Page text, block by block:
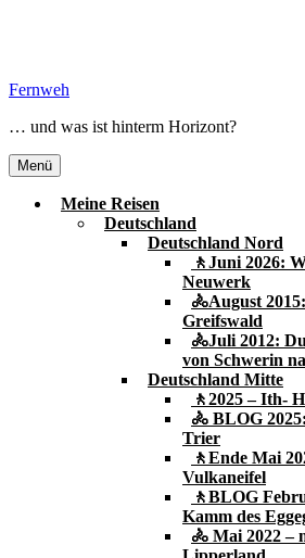
Fernweh
… und was ist hinterm Horizont?
Menü
Meine Reisen
Deutschland
Deutschland Nord
🚶Juni 2026:
Neuwerk
🚴August
Greifswald
🚴Juli 2012:
von Schwerin
Deutschland Mitte
🚶2025 – Ith-
🚴 BLOG
Trier
🚶Ende Mai
Vulkaneifel
🚶BLOG
Kamm des
🚴 Mai 2022 –